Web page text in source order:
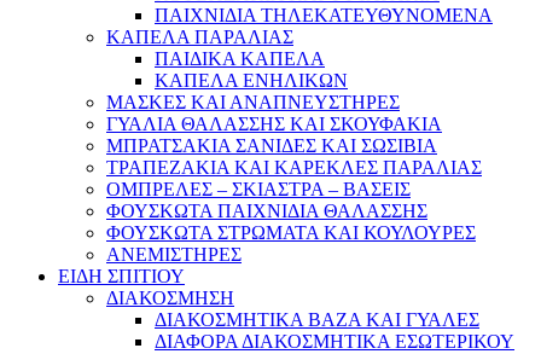
ΠΑΙΧΝΙΔΙΑ ΤΗΛΕΚΑΤΕΥΘΥΝΟΜΕΝΑ
ΚΑΠΕΛΑ ΠΑΡΑΛΙΑΣ
ΠΑΙΔΙΚΑ ΚΑΠΕΛΑ
ΚΑΠΕΛΑ ΕΝΗΛΙΚΩΝ
ΜΑΣΚΕΣ ΚΑΙ ΑΝΑΠΝΕΥΣΤΗΡΕΣ
ΓΥΑΛΙΑ ΘΑΛΑΣΣΗΣ ΚΑΙ ΣΚΟΥΦΑΚΙΑ
ΜΠΡΑΤΣΑΚΙΑ ΣΑΝΙΔΕΣ ΚΑΙ ΣΩΣΙΒΙΑ
ΤΡΑΠΕΖΑΚΙΑ ΚΑΙ ΚΑΡΕΚΛΕΣ ΠΑΡΑΛΙΑΣ
ΟΜΠΡΕΛΕΣ – ΣΚΙΑΣΤΡΑ – ΒΑΣΕΙΣ
ΦΟΥΣΚΩΤΑ ΠΑΙΧΝΙΔΙΑ ΘΑΛΑΣΣΗΣ
ΦΟΥΣΚΩΤΑ ΣΤΡΩΜΑΤΑ ΚΑΙ ΚΟΥΛΟΥΡΕΣ
ΑΝΕΜΙΣΤΗΡΕΣ
ΕΙΔΗ ΣΠΙΤΙΟΥ
ΔΙΑΚΟΣΜΗΣΗ
ΔΙΑΚΟΣΜΗΤΙΚΑ ΒΑΖΑ ΚΑΙ ΓΥΑΛΕΣ
ΔΙΑΦΟΡΑ ΔΙΑΚΟΣΜΗΤΙΚΑ ΕΣΩΤΕΡΙΚΟΥ